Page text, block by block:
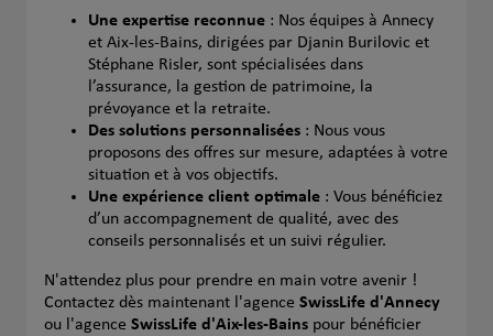
Une expertise reconnue : Nos équipes à Annecy
et Aix-les-Bains, dirigées par Djanin Burilovic et
Stéphane Risler, sont spécialisées dans
l’assurance, la gestion de patrimoine, la
prévoyance et la retraite.
Des solutions personnalisées : Nous vous
proposons des offres sur mesure, adaptées à votre
situation et à vos objectifs.
Une expérience client optimale : Vous bénéficiez
d’un accompagnement de qualité, avec des
conseils personnalisés et un suivi régulier.
N'attendez plus pour prendre en main votre avenir !
Contactez dès maintenant l'agence SwissLife d'Annecy
ou l'agence SwissLife d'Aix-les-Bains pour bénéficier